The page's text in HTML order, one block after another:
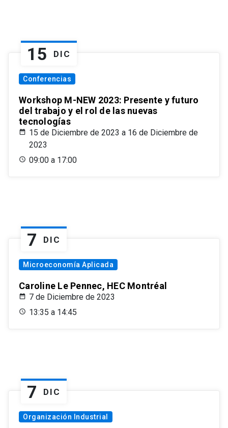
15 DIC
Conferencias
Workshop M-NEW 2023: Presente y futuro
del trabajo y el rol de las nuevas
tecnologías
15 de Diciembre de 2023 a 16 de Diciembre de
2023
09:00 a 17:00
7 DIC
Microeconomía Aplicada
Caroline Le Pennec, HEC Montréal
7 de Diciembre de 2023
13:35 a 14:45
7 DIC
Organización Industrial